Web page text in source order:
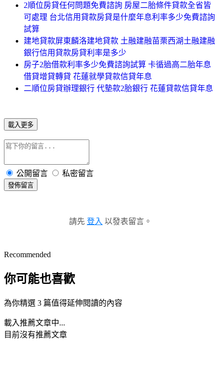
2順位房貸任何問題免費諮詢 房屋二胎條件貸款全省皆
可處理 台北信用貸款房貸是什麼年息利率多少免費諮詢
試算
建地貸款屏東麟洛建地貸款 土融建融苗栗西湖土融建融
銀行信用貸款房貸利率是多少
房子2胎借款利率多少免費諮詢試算 卡循過高二胎年息
借貸增貸轉貸 花蓮就學貸款信貸年息
二順位房貸辦理銀行 代墊款2胎銀行 花蓮貸款信貸年息
載入更多
公開留言 私密留言
發佈留言
請先 登入 以發表留言。
Recommended
你可能也喜歡
為你精選 3 篇值得延伸閱讀的內容
載入推薦文章中...
目前沒有推薦文章